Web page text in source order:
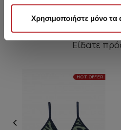
Χρησιμοποιήστε μόνο τα
Είδατε
HOT OFFER